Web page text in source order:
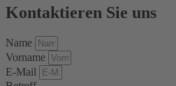
Kontaktieren Sie uns
Name
Vorname
E-Mail